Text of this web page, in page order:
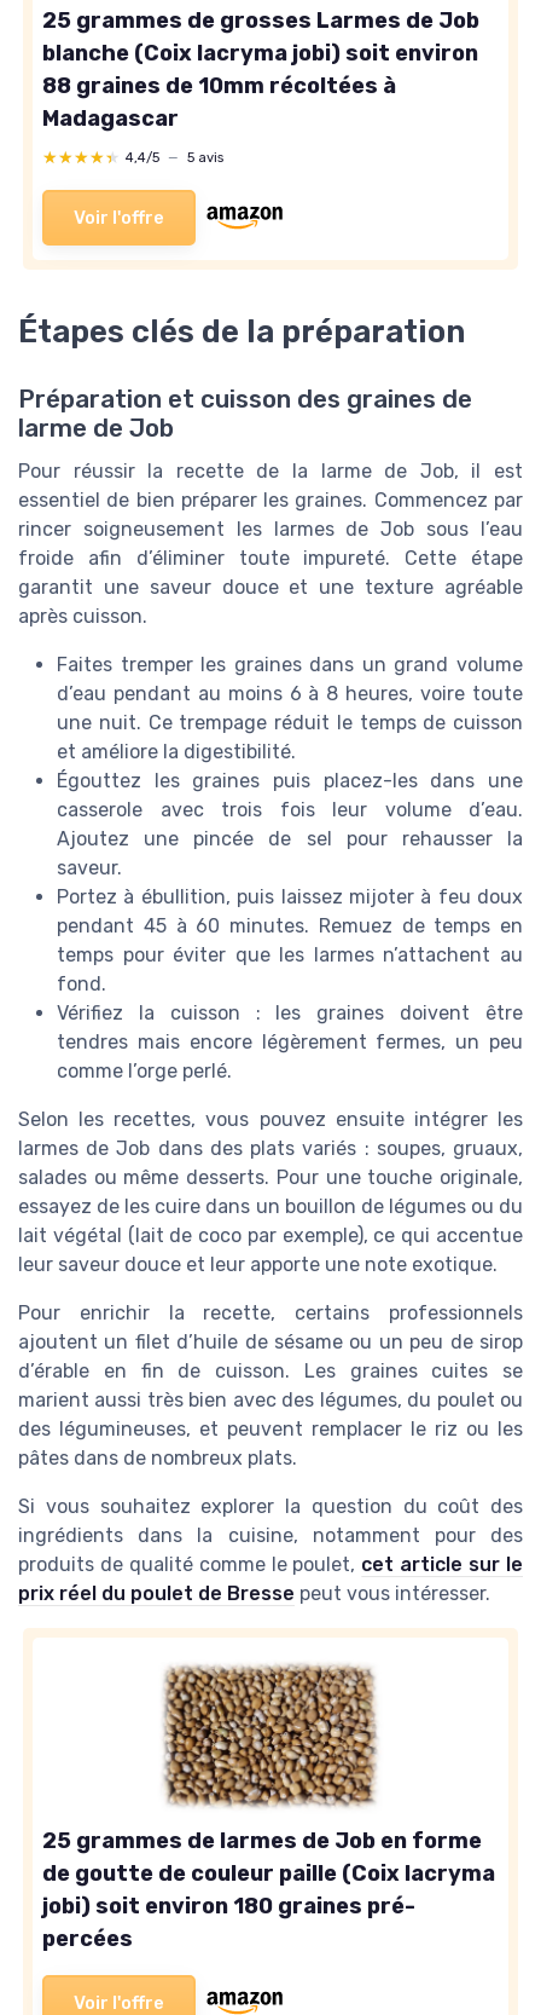
25 grammes de grosses Larmes de Job
blanche (Coix lacryma jobi) soit environ
88 graines de 10mm récoltées à
Madagascar
★★★★★
★★★★★ 4,4/5 — 5 avis
Voir l'offre
Étapes clés de la préparation
Préparation et cuisson des graines de
larme de Job
Pour réussir la recette de la larme de Job, il est
essentiel de bien préparer les graines. Commencez par
rincer soigneusement les larmes de Job sous l’eau
froide afin d’éliminer toute impureté. Cette étape
garantit une saveur douce et une texture agréable
après cuisson.
Faites tremper les graines dans un grand volume
d’eau pendant au moins 6 à 8 heures, voire toute
une nuit. Ce trempage réduit le temps de cuisson
et améliore la digestibilité.
Égouttez les graines puis placez-les dans une
casserole avec trois fois leur volume d’eau.
Ajoutez une pincée de sel pour rehausser la
saveur.
Portez à ébullition, puis laissez mijoter à feu doux
pendant 45 à 60 minutes. Remuez de temps en
temps pour éviter que les larmes n’attachent au
fond.
Vérifiez la cuisson : les graines doivent être
tendres mais encore légèrement fermes, un peu
comme l’orge perlé.
Selon les recettes, vous pouvez ensuite intégrer les
larmes de Job dans des plats variés : soupes, gruaux,
salades ou même desserts. Pour une touche originale,
essayez de les cuire dans un bouillon de légumes ou du
lait végétal (lait de coco par exemple), ce qui accentue
leur saveur douce et leur apporte une note exotique.
Pour enrichir la recette, certains professionnels
ajoutent un filet d’huile de sésame ou un peu de sirop
d’érable en fin de cuisson. Les graines cuites se
marient aussi très bien avec des légumes, du poulet ou
des légumineuses, et peuvent remplacer le riz ou les
pâtes dans de nombreux plats.
Si vous souhaitez explorer la question du coût des
ingrédients dans la cuisine, notamment pour des
produits de qualité comme le poulet, cet article sur le
prix réel du poulet de Bresse peut vous intéresser.
25 grammes de larmes de Job en forme
de goutte de couleur paille (Coix lacryma
jobi) soit environ 180 graines pré-
percées
Voir l'offre